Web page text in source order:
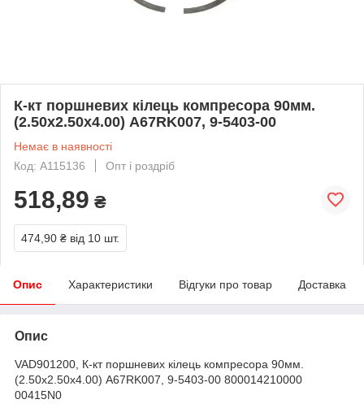
К-кт поршневих кілець компресора 90мм.
(2.50x2.50x4.00) A67RK007, 9-5403-00
Немає в наявності
Код: A115136
Опт і роздріб
518,89 ₴
474,90 ₴ від 10 шт.
Опис Характеристики Відгуки про товар Доставка
Опис
VAD901200, К-кт поршневих кілець компресора 90мм.
(2.50x2.50x4.00) A67RK007, 9-5403-00 800014210000
00415N0